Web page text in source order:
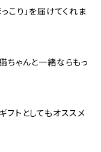
こり」を届けてくれま
ちゃんと一緒ならもっ
フトとしてもオススメ